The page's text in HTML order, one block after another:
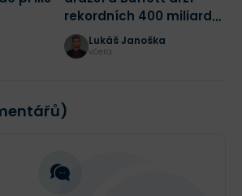
rekordních 400 miliard
dolarů! Jak bych dnes
začal investovat?
Lukáš Janoška
včera